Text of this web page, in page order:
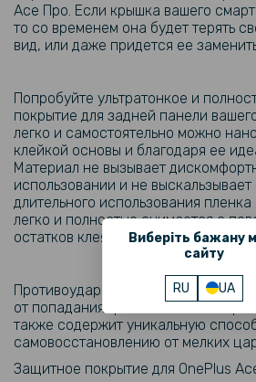
Виберіть бажану
сайту
RU UA
Ace Про. Если крышка вашего
то со временем она будет терять
вид, или даже придется ее
Попробуйте ультратонкое и
покрытие для задней панели
легко и самостоятельно можно
клейкой основы и благодаря ее
Материал не вызывает
использовании и не выскальзывает
длительного использования
легко и полностью снимается с
остатков клея.
Противоударная пленка
от попадания грязи и влаги, не
также содержит уникальную
самовосстановлению от мелких
Защитное покрытие для OnePlus